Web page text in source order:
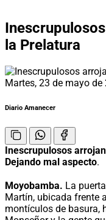
la Prelatura
Martes, 23 de mayo de
Diario Amanecer
Inescrupulosos
Dejando mal aspecto.
Moyobamba. La
Martín, ubicada frente
montículos de basura,